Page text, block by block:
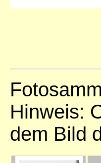
Hinweis:
dem Bild